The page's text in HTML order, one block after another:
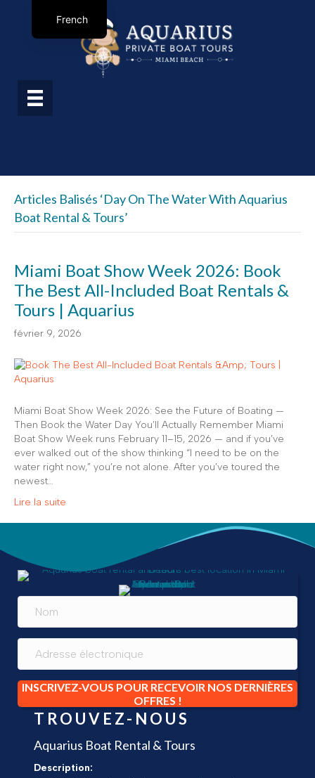
Articles Balisés ‘day On The Water With Aquarius
Boat Rental & Tours’
Miami Boat Show Week 2026: Book
The Best All-Included Boat Rentals &
Tours | Aquarius
février 9, 2026
Miami Boat Show Week 2026: See the Future of Boating —
Then Book the Water Day You’ll Actually Remember Miami
Boat Show Week runs February 11–15, 2026 — and if you’ve
ever walked out of the show thinking “I need to be on the
water right now,” you’re not alone. After you’ve toured the
newest…
Lire la suite
INSCRIVEZ-VOUS POUR RECEVOIR NOS DERNIÈRES
OFFRES !
TROUVEZ-NOUS
Aquarius Boat Rental & Tours
Description:
French